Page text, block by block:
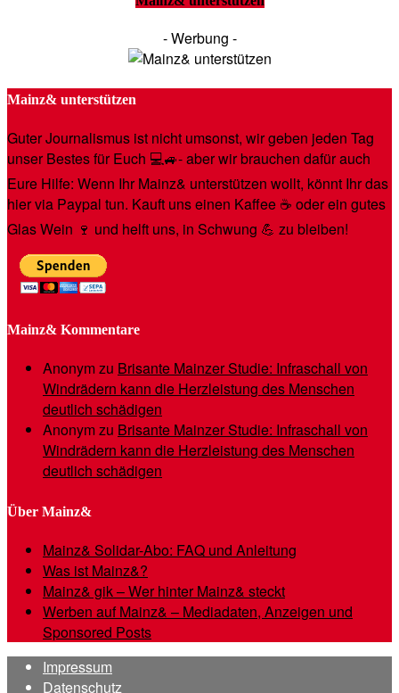
- Werbung -
Mainz& unterstützen
Guter Journalismus ist nicht umsonst, wir geben jeden Tag
unser Bestes für Euch 💻🚙- aber wir brauchen dafür auch
Eure Hilfe: Wenn Ihr Mainz& unterstützen wollt, könnt Ihr das
hier via Paypal tun. Kauft uns einen Kaffee ☕️ oder ein gutes
Glas Wein 🍷 und helft uns, in Schwung 💪 zu bleiben!
Mainz& Kommentare
Anonymzu Brisante Mainzer Studie: Infraschall von
Windrädern kann die Herzleistung des Menschen
deutlich schädigen
Anonymzu Brisante Mainzer Studie: Infraschall von
Windrädern kann die Herzleistung des Menschen
deutlich schädigen
Über Mainz&
Mainz& Solidar-Abo: FAQ und Anleitung
Was ist Mainz&?
Mainz& gik – Wer hinter Mainz& steckt
Werben auf Mainz& – Mediadaten, Anzeigen und
Sponsored Posts
Impressum
Datenschutz